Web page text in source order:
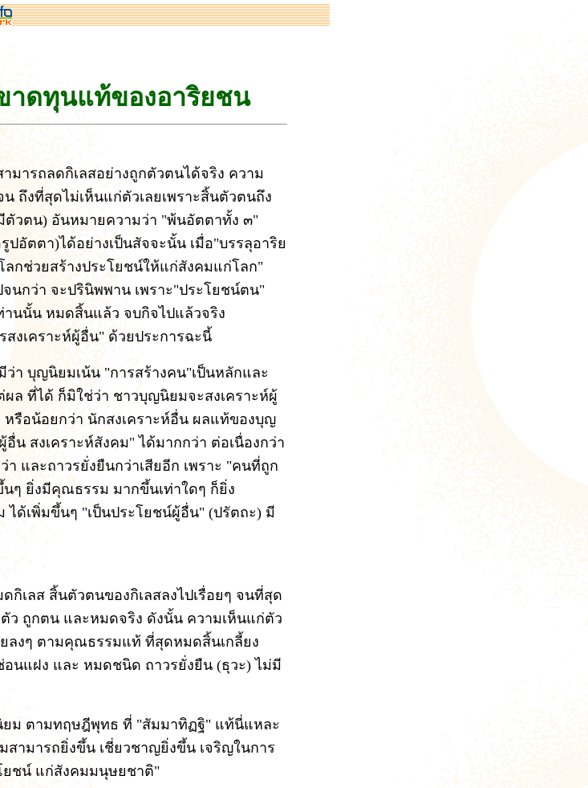
าดทุนแท้ของอาริยชน
มารถลดกิเลสอย่างถูกตัวตนได้จริง ความ
น ถึงที่สุดไม่เห็นแก่ตัวเลยเพราะสิ้นตัวตนถึง
ตัวตน) อันหมายความว่า "พ้นอัตตาทั้ง ๓"
อัตตา)ได้อย่างเป็นสัจจะนั้น เมื่อ"บรรลุอาริย
ลกช่วยสร้างประโยชน์ให้แก่สังคมแก่โลก"
นกว่า จะปรินิพพาน เพราะ"ประโยชน์ตน"
นนั้น หมดสิ้นแล้ว จบกิจไปแล้วจริง
งเคราะห์ผู้อื่น" ด้วยประการฉะนี้
า บุญนิยมเน้น "การสร้างคน"เป็นหลักและ
ผล ที่ได้ ก็มิใช่ว่า ชาวบุญนิยมจะสงเคราะห์ผู้
รือน้อยกว่า นักสงเคราะห์อื่น ผลแท้ของบุญ
อื่น สงเคราะห์สังคม" ได้มากกว่า ต่อเนื่องกว่า
า และถาวรยั่งยืนกว่าเสียอีก เพราะ "คนที่ถูก
ๆ ยิ่งมีคุณธรรม มากขึ้นเท่าใดๆ ก็ยิ่ง
ได้เพิ่มขึ้นๆ "เป็นประโยชน์ผู้อื่น" (ปรัตถะ) มี
กิเลส สิ้นตัวตนของกิเลสลงไปเรื่อยๆ จนที่สุด
ตัว ถูกตน และหมดจริง ดังนั้น ความเห็นแก่ตัว
ลงๆ ตามคุณธรรมแท้ ที่สุดหมดสิ้นเกลี้ยง
อนแฝง และ หมดชนิด ถาวรยั่งยืน (ธุวะ) ไม่มี
ยม ตามทฤษฎีพุทธ ที่ "สัมมาทิฏฐิ" แท้นี่แหละ
ามารถยิ่งขึ้น เชี่ยวชาญยิ่งขึ้น เจริญในการ
ยชน์ แก่สังคมมนุษยชาติ"